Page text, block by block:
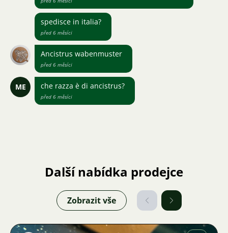
spedisce in italia?
před 6 měsíci
Ancistrus wabenmuster
před 6 měsíci
ME che razza è di ancistrus?
před 6 měsíci
Další nabídka prodejce
Zobrazit vše